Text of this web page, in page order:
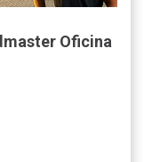
Oficina